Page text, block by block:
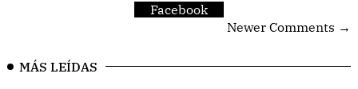
Facebook
Newer Comments →
MÁS LEÍDAS